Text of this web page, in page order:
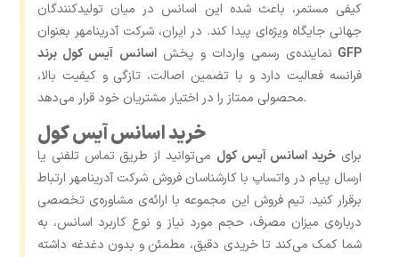
کیفی مستمر، باعث شده این اسانس در میان تولیدکنندگان
جهانی جایگاه ویژه‌ای پیدا کند. در ایران، شرکت آدرینامهر بعنوان
نماینده‌ی رسمی واردات و پخش اسانس آیس کول برند GFP
فرانسه فعالیت دارد و با تضمین اصالت، تازگی و کیفیت بالا،
محصولی ممتاز را در اختیار مشتریان خود قرار می‌دهد.
خرید اسانس آیس کول
برای خرید اسانس آیس کول می‌توانید از طریق تماس تلفنی یا
ارسال پیام در واتساپ با کارشناسان فروش شرکت آدرینامهر ارتباط
برقرار کنید. تیم فروش این مجموعه با ارائه‌ی مشاوره‌ی تخصصی
درباره‌ی میزان مصرف، حجم مورد نیاز و نوع کاربرد اسانس، به
شما کمک می‌کند تا خریدی دقیق، مطمئن و بدون دغدغه داشته